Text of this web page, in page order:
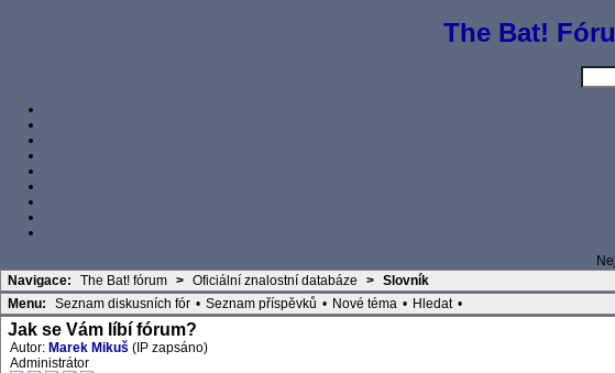
The Bat!
Navigace:
The Bat! fórum > Oficiální znalostní databáze > Slovník
Menu: Seznam diskusních fór • Seznam příspěvků • Nové téma • Hledat •
Jak se Vám líbí fórum?
Autor: Marek Mikuš (IP zapsáno)
Administrátor